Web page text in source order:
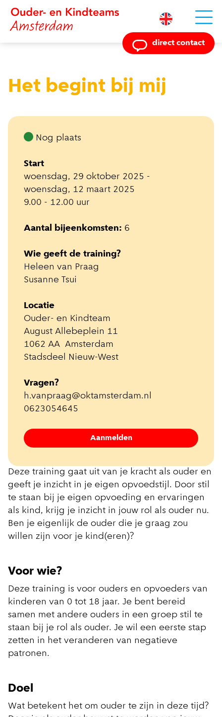
Powered by
direct contact
Het begint bij mij
Deze training gaat uit van je kracht als ouder en
geeft je inzicht in je eigen opvoedstijl. Door stil
te staan bij je eigen opvoeding en ervaringen
als kind, krijg je inzicht in jouw rol als ouder nu.
Ben je eigenlijk de ouder die je graag zou
willen zijn voor je kind(eren)?
Voor wie?
Deze training is voor ouders en opvoeders van
kinderen van 0 tot 18 jaar. Je bent bereid
samen met andere ouders in een groep stil te
staan bij je rol als ouder. Je wil een eerste stap
zetten in het veranderen van negatieve
patronen.
Doel
Wat betekent het om ouder te zijn in deze tijd?
Nog plaats
Start
woensdag, 29 oktober 2025 -
woensdag, 12 maart 2025
9.00 - 12.00 uur
Aantal bijeenkomsten: 6
Wie geeft de training?
Heleen van Praag
Susanne Tsui
Locatie
Ouder- en Kindteam
August Allebeplein 11
1062 AA Amsterdam
Stadsdeel Nieuw-West
Vragen?
h.vanpraag@oktamsterdam.nl
0623054645
Aanmelden